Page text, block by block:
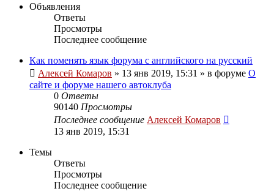
Объявления
Ответы
Просмотры
Последнее сообщение
Как поменять язык форума с английского на русский
Алексей Комаров » 13 янв 2019, 15:31 » в форуме О
сайте и форуме нашего автоклуба
0 Ответы
90140 Просмотры
Последнее сообщение Алексей Комаров
13 янв 2019, 15:31
Темы
Ответы
Просмотры
Последнее сообщение